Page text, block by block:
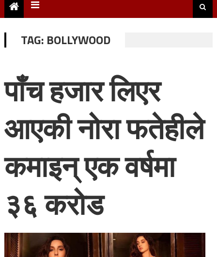
TAG: BOLLYWOOD
पाँच हजार लिएर
आएकी नोरा फतेहीले
कमाइन् एक वर्षमा
३६ करोड